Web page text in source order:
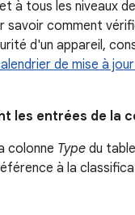
à tous les niveaux
savoir comment
d'un appareil,
de mise à
les entrées de la
colonne Type du
à la